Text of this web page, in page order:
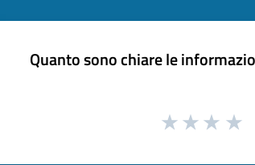
Quanto sono chiare le